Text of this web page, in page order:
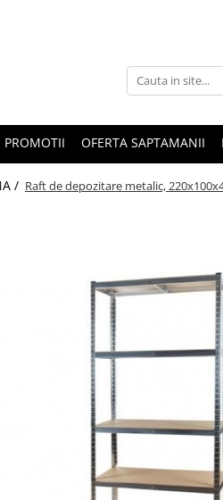
PROMOTII OFERTA SAPTAMANII
/ Raft de depozitare metalic,